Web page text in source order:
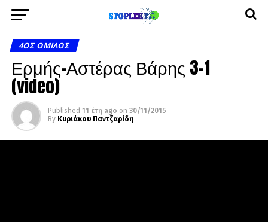
4ΟΣ ΌΜΙΛΟΣ
Ερμής-Αστέρας Βάρης 3-1
(video)
Published 11 έτη ago on 30/11/2015
By Κυριάκου Παντζαρίδη